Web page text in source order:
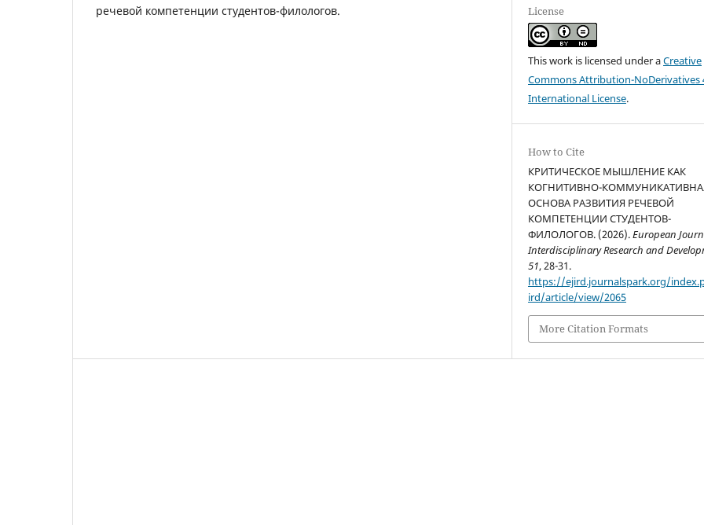
речевой компетенции студентов-филологов.
License
This work is licensed under aCreative
Commons Attribution-NoDerivatives
International License.
How to Cite
КРИТИЧЕСКОЕ МЫШЛЕНИЕ КАК
КОГНИТИВНО-
ОСНОВА РАЗВИТИЯ РЕЧЕВОЙ
КОМПЕТЕНЦИИ СТУДЕНТОВ-
ФИЛОЛОГОВ. (2026).European
Interdisciplinary Research and
51, 28-31.
https://ejird.journalspark.org/
ird/article/view/2065
More Citation Formats